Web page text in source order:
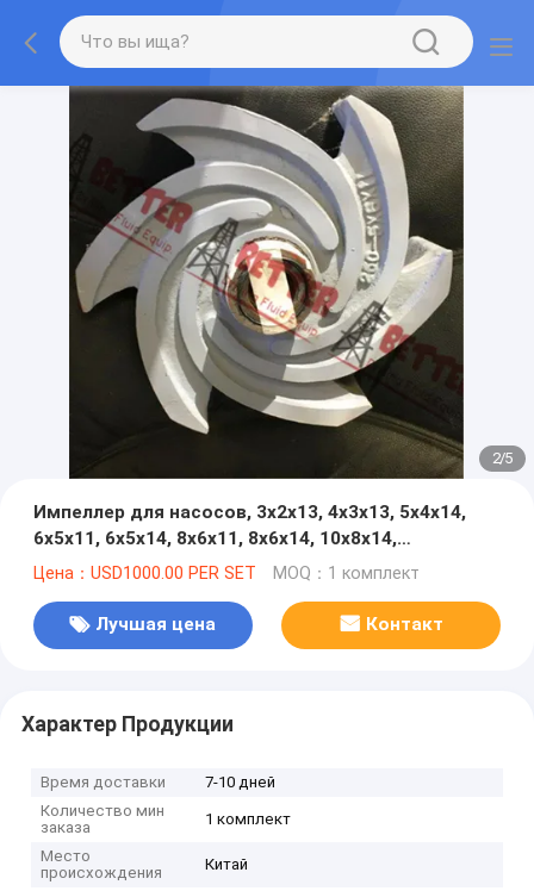
2/5
Импеллер для насосов, 3x2x13, 4x3x13, 5x4x14,
6x5x11, 6x5x14, 8x6x11, 8x6x14, 10x8x14,
высококачественное жесткое железо,
Цена：USD1000.00 PER SET MOQ：1 комплект
Лучшая цена Контакт
Характер Продукции
Время доставки
7-10 дней
Количество мин
заказа
1 комплект
Место
происхождения
Китай